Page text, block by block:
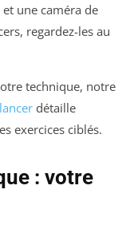
une caméra de
regardez-les au
technique, notre
détaille
exercices ciblés.
: votre